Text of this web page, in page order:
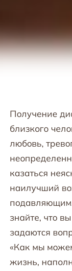
Получение
близкого
любовь,
казаться
наилучший
знайте, что
задаются
«Как мы
жизнь,